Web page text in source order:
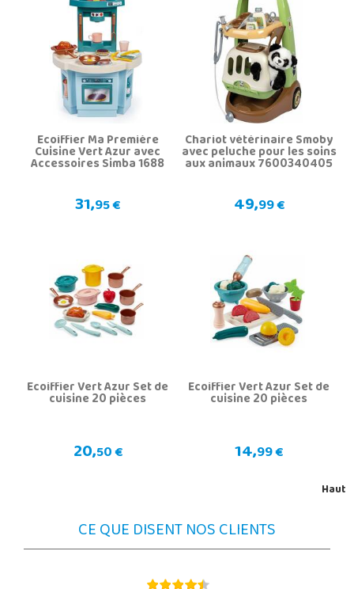
Ecoiffier Ma Première
Cuisine Vert Azur avec
Accessoires Simba 1688
31,95 €
Chariot vétérinaire Smoby
avec peluche pour les soins
aux animaux 7600340405
49,99 €
Ecoiffier Vert Azur Set de
cuisine 20 pièces
20,50 €
Ecoiffier Vert Azur Set de
cuisine 20 pièces
14,99 €
Haut
CE QUE DISENT NOS CLIENTS